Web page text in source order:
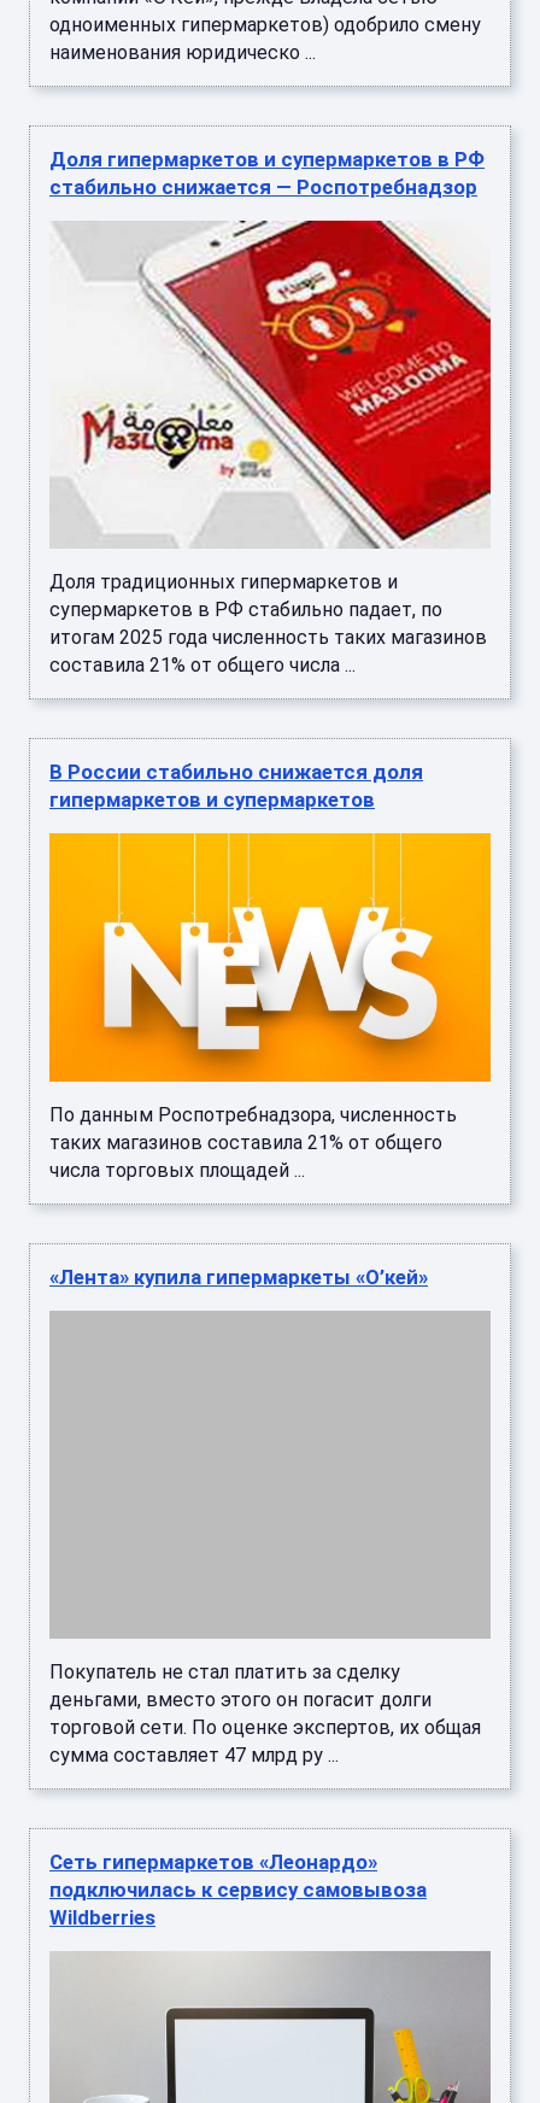
одноименных гипермаркетов) одобрило смену
наименования юридическо ...
Доля гипермаркетов и супермаркетов в РФ
стабильно снижается — Роспотребнадзор
Доля традиционных гипермаркетов и
супермаркетов в РФ стабильно падает, по
итогам 2025 года численность таких магазинов
составила 21% от общего числа ...
В России стабильно снижается доля
гипермаркетов и супермаркетов
По данным Роспотребнадзора, численность
таких магазинов составила 21% от общего
числа торговых площадей ...
«Лента» купила гипермаркеты «О’кей»
Покупатель не стал платить за сделку
деньгами, вместо этого он погасит долги
торговой сети. По оценке экспертов, их общая
сумма составляет 47 млрд ру ...
Сеть гипермаркетов «Леонардо»
подключилась к сервису самовывоза
Wildberries